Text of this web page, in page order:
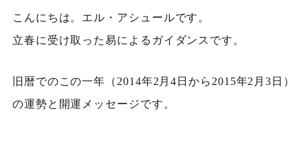
こんにちは。エル・アシュールです。
立春に受け取った易によるガイダンスです。
旧暦でのこの一年（2014年2月4日から2015年2月3日）
の運勢と開運メッセージです。